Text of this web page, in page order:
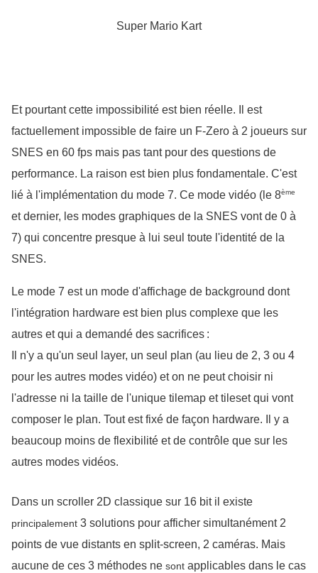
Super Mario Kart
Et pourtant cette impossibilité est bien réelle. Il est
factuellement impossible de faire un F-Zero à 2 joueurs sur
SNES en 60 fps mais pas tant pour des questions de
performance. La raison est bien plus fondamentale. C'est
lié à l'implémentation du mode 7. Ce mode vidéo (le 8ème
et dernier, les modes graphiques de la SNES vont de 0 à
7) qui concentre presque à lui seul toute l'identité de la
SNES.
Le mode 7 est un mode d'affichage de background dont
l'intégration hardware est bien plus complexe que les
autres et qui a demandé des sacrifices :
Il n'y a qu'un seul layer, un seul plan (au lieu de 2, 3 ou 4
pour les autres modes vidéo) et on ne peut choisir ni
l'adresse ni la taille de l'unique tilemap et tileset qui vont
composer le plan. Tout est fixé de façon hardware. Il y a
beaucoup moins de flexibilité et de contrôle que sur les
autres modes vidéos.
principalement 3 solutions pour afficher simultanément 2
points de vue distants en split-screen, 2 caméras. Mais
aucune de ces 3 méthodes ne sont applicables dans le cas